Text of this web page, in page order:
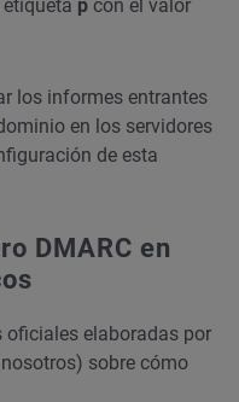
p con el valor
los informes entrantes
en los servidores
de esta
DMARC en
oficiales elaboradas por
sobre cómo